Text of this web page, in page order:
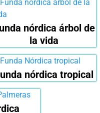
nórdica árbol de
la vida
nórdica tropical